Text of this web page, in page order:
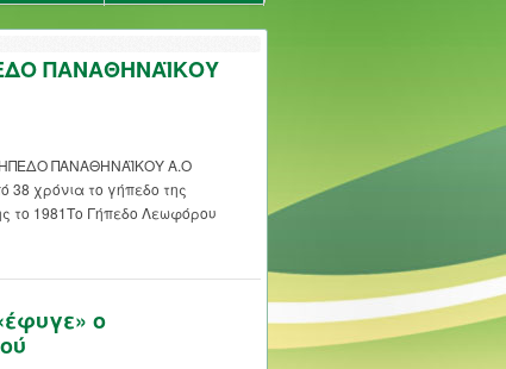
ΠΑΝΑΘΗΝΑΪΚΟΥ
ΠΑΝΑΘΗΝΑΪΚΟΥ Α.Ο
χρόνια το γήπεδο της
το 1981Το Γήπεδο Λεωφόρου
ο